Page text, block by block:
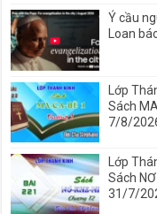
Ý cầu
Loan
Lớp
Sách
7/8/
Lớp
Sách
31/7/